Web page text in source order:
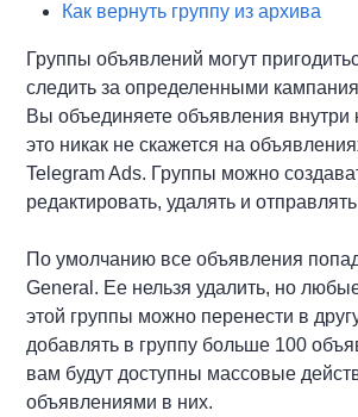
Как вернуть группу из архива
Группы объявлений могут
следить за определенными
Вы объединяете объявления внутри
это никак не скажется на
Telegram Ads. Группы можно
редактировать, удалять и
По умолчанию все объявления
General. Ее нельзя удалить, но
этой группы можно перенести в
добавлять в группу больше 100
вам будут доступны массовые
объявлениями в них.